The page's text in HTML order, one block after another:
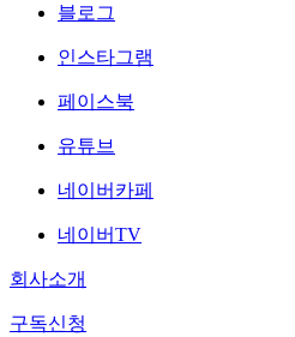
블로그
인스타그램
페이스북
유튜브
네이버카페
네이버TV
회사소개
구독신청